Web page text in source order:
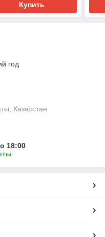
Купить
год
Казахстан
18:00